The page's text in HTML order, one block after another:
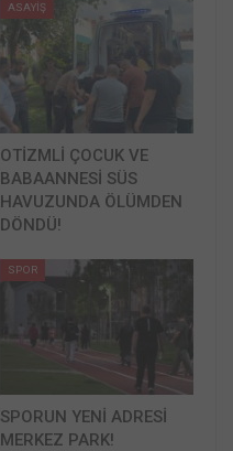
ASAYİŞ
OTİZMLİ ÇOCUK VE
BABAANNESİ SÜS
HAVUZUNDA ÖLÜMDEN
DÖNDÜ!
SPOR
SPORUN YENİ ADRESİ
MERKEZ PARK!